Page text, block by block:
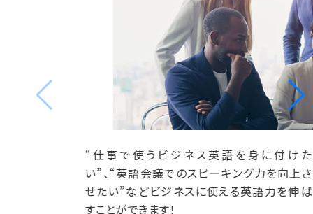
“仕事で使うビジネス英語を身に付けた
い”、“英語会議でのスピーキング力を向上さ
せたい”などビジネスに使える英語力を伸ば
すことができます！